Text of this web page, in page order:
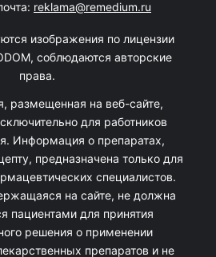
reklama@remedium.ru
изображения по лицензии
соблюдаются авторские
права.
размещенная на веб-сайте,
для работников
Информация о препаратах,
предназначена только для
специалистов.
на сайте, не должна
пациентами для принятия
решения о применении
препаратов и не